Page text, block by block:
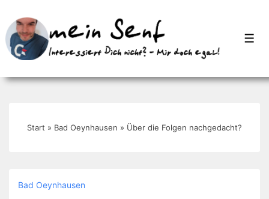
Zum
Inhalt
Start » Bad Oeynhausen » Über die Folgen nachgedacht?
Bad Oeynhausen